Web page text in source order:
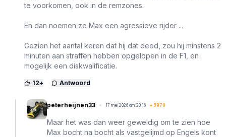
te voorkomen, ook in de remzones.
En dan noemen ze Max een agressieve rijder ...
Gezien het aantal keren dat hij dat deed, zou hij minstens 2
minuten aan straffen hebben opgelopen in de F1, en
mogelijk een diskwalificatie.
12+ Antwoord
peterheijnen33 17 mei 2026 om 20:16 + 5970
Maar het was dan weer geweldig om te zien hoe
Max bocht na bocht als vastgelijmd op Engels kont